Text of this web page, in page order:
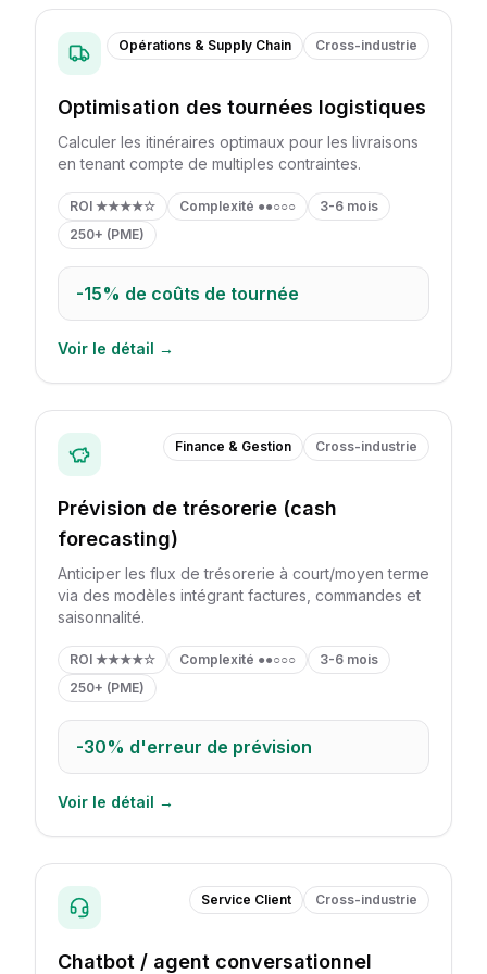
Opérations & Supply Chain Cross-industrie
Optimisation des tournées logistiques
Calculer les itinéraires optimaux pour les livraisons
en tenant compte de multiples contraintes.
ROI ★★★★☆ Complexité ●●○○○
3-6 mois
250+ (PME)
-15% de coûts de tournée
Voir le détail →
Finance & Gestion Cross-industrie
Prévision de trésorerie (cash
forecasting)
Anticiper les flux de trésorerie à court/moyen terme
via des modèles intégrant factures, commandes et
saisonnalité.
ROI ★★★★☆ Complexité ●●○○○
3-6 mois
250+ (PME)
-30% d'erreur de prévision
Voir le détail →
Service Client Cross-industrie
Chatbot / agent conversationnel